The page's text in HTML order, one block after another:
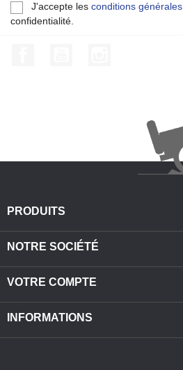
J'accepte les conditions générales
confidentialité.
PRODUITS
NOTRE SOCIÉTÉ
VOTRE COMPTE
INFORMATIONS